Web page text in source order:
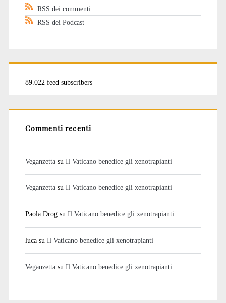
RSS dei commenti
RSS dei Podcast
89.022 feed subscribers
Commenti recenti
Veganzettasu Il Vaticano benedice gli xenotrapianti
Veganzettasu Il Vaticano benedice gli xenotrapianti
Paola Drogsu Il Vaticano benedice gli xenotrapianti
lucasu Il Vaticano benedice gli xenotrapianti
Veganzettasu Il Vaticano benedice gli xenotrapianti